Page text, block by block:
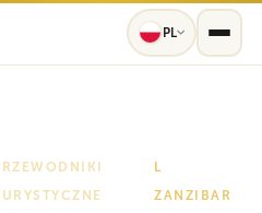
PL
L
ZANZIBAR